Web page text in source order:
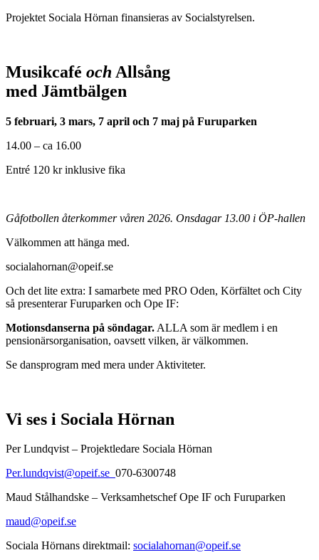
Projektet Sociala Hörnan finansieras av Socialstyrelsen.
Musikcafé och Allsång
med Jämtbälgen
5 februari, 3 mars, 7 april och 7 maj på Furuparken
14.00 – ca 16.00
Entré 120 kr inklusive fika
Gåfotbollen återkommer våren 2026. Onsdagar 13.00 i ÖP-hallen
Välkommen att hänga med.
socialahornan@opeif.se
Och det lite extra: I samarbete med PRO Oden, Körfältet och City
så presenterar Furuparken och Ope IF:
Motionsdanserna på söndagar. ALLA som är medlem i en
pensionärsorganisation, oavsett vilken, är välkommen.
Se dansprogram med mera under Aktiviteter.
Vi ses i Sociala Hörnan
Per Lundqvist – Projektledare Sociala Hörnan
Per.lundqvist@opeif.se 070-6300748
Maud Stålhandske – Verksamhetschef Ope IF och Furuparken
maud@opeif.se
Sociala Hörnans direktmail: socialahornan@opeif.se